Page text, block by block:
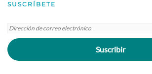
SUSCRÍBETE
Dirección
de
correo
electrónico
Suscribir